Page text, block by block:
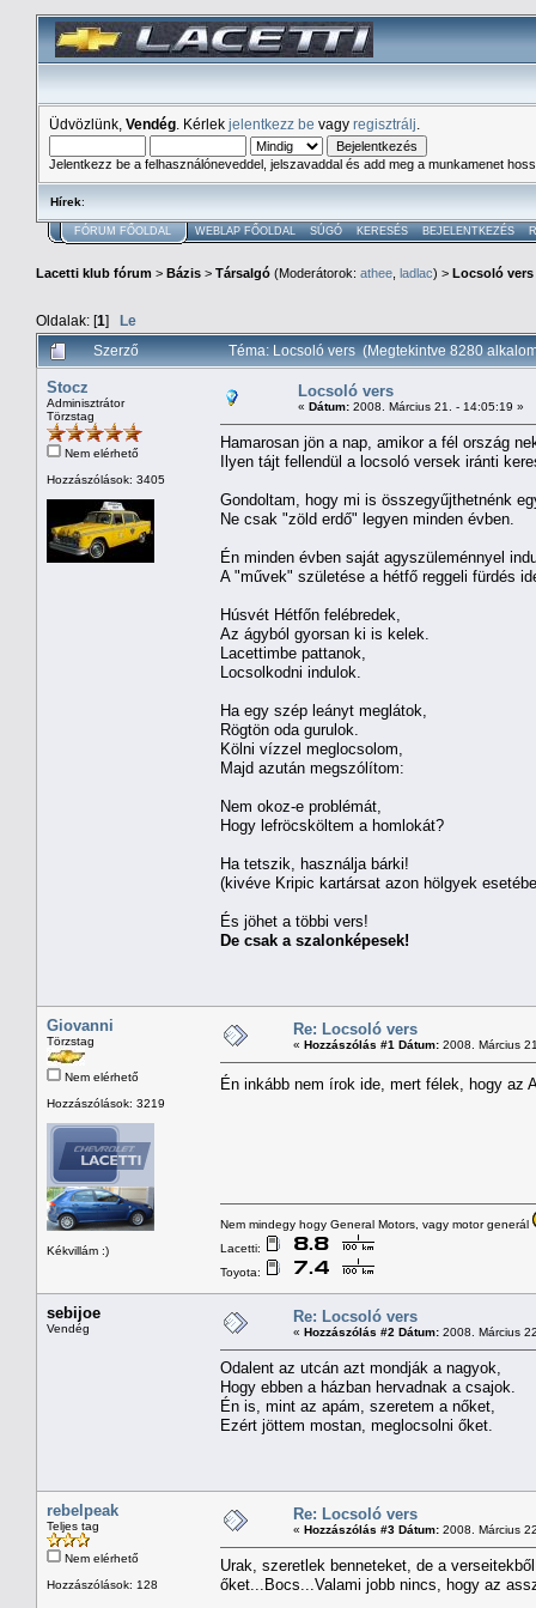
Üdvözlünk, Vendég . Kérlek jelentkezz be vagy regisztrálj
Jelentkezz be a felhasználóneveddel, jelszavaddal és add meg a munkamenet
Hírek:
FÓRUM FŐOLDAL WEBLAP FŐOLDAL SÚGÓ KERESÉS BEJELENTKEZÉS
Lacetti klub fórum > Bázis > Társalgó (Moderátorok: athee ladlac) > Locsoló vers
Oldalak: [1] Le
Szerző
Téma: Locsoló vers (Megtekintve 8280
Stocz
Adminisztrátor
Törzstag
Nem elérhető
Hozzászólások: 3405
Locsoló vers
« Dátum: 2008. Március 21. - 14:05:19 »
Hamarosan jön a nap, amikor a fél ország
Ilyen tájt fellendül a locsoló versek iránti
Gondoltam, hogy mi is összegyűjthetnénk
Ne csak "zöld erdő" legyen minden évben.
Én minden évben saját agyszüleménnyel
A "művek" születése a hétfő reggeli fürdés
Húsvét Hétfőn felébredek,
Az ágyból gyorsan ki is kelek.
Lacettimbe pattanok,
Locsolkodni indulok.
Ha egy szép leányt meglátok,
Rögtön oda gurulok.
Kölni vízzel meglocsolom,
Majd azután megszólítom:
Nem okoz-e problémát,
Hogy lefröcsköltem a homlokát?
Ha tetszik, használja bárki!
(kivéve Kripic kartársat azon hölgyek
És jöhet a többi vers!
De csak a szalonképesek!
Giovanni
Törzstag
Nem elérhető
Hozzászólások: 3219
Kékvillám :)
Re: Locsoló vers
« Hozzászólás #1 Dátum: 2008. Március
Én inkább nem írok ide, mert félek, hogy az
Nem mindegy hogy General Motors, vagy motor generál
Lacetti:
Toyota:
sebijoe
Vendég
Re: Locsoló vers
« Hozzászólás #2 Dátum: 2008. Március
Odalent az utcán azt mondják a nagyok,
Hogy ebben a házban hervadnak a csajok.
Én is, mint az apám, szeretem a nőket,
Ezért jöttem mostan, meglocsolni őket.
rebelpeak
Teljes tag
Nem elérhető
Hozzászólások: 128
Re: Locsoló vers
« Hozzászólás #3 Dátum: 2008. Március
Urak, szeretlek benneteket, de a
őket...Bocs...Valami jobb nincs, hogy az